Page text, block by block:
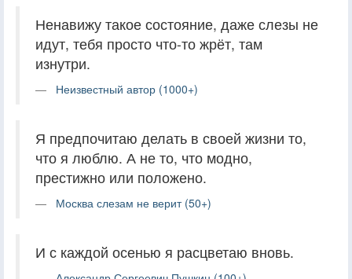
Ненавижу такое состояние, даже слезы не
идут, тебя просто что-то жрёт, там
изнутри.
Неизвестный автор (1000+)
Я предпочитаю делать в своей жизни то,
что я люблю. А не то, что модно,
престижно или положено.
Москва слезам не верит (50+)
И с каждой осенью я расцветаю вновь.